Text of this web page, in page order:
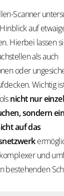
Scanner
auf
Hierbei lassen
als auch
oder
Wichtig
nicht nur
sondern
auf das
und
bestehenden